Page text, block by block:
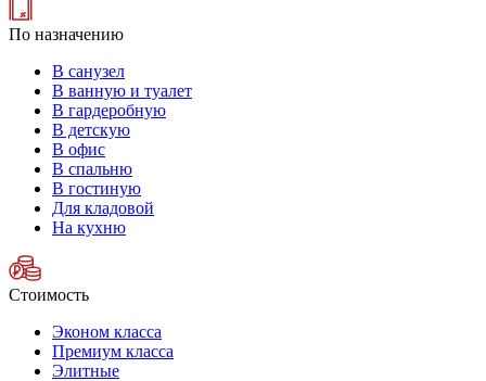
По назначению
В санузел
В ванную и туалет
В гардеробную
В детскую
В офис
В спальню
В гостиную
Для кладовой
На кухню
Стоимость
Эконом класса
Премиум класса
Элитные